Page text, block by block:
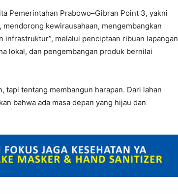
Pemerintahan Prabowo–Gibran Point 3, yakni
kewirausahaan, mengembangkan
melalui penciptaan ribuan lapangan
lokal, dan pengembangan produk bernilai
tapi tentang membangun harapan. Dari lahan
bahwa ada masa depan yang hijau dan